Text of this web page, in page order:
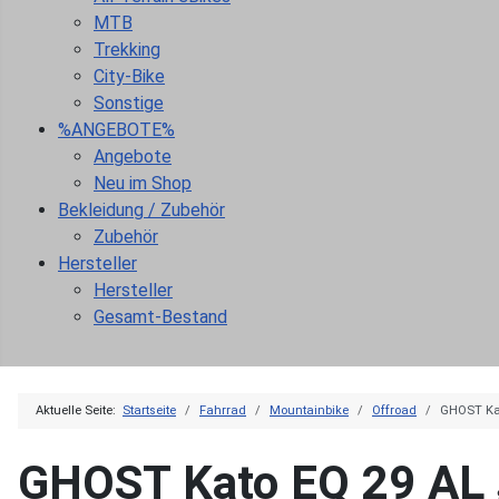
MTB
Trekking
City-Bike
Sonstige
%ANGEBOTE%
Angebote
Neu im Shop
Bekleidung / Zubehör
Zubehör
Hersteller
Hersteller
Gesamt-Bestand
Aktuelle Seite: Startseite Fahrrad Mountainbike Offroad GHOST
GHOST Kato EQ 29 AL